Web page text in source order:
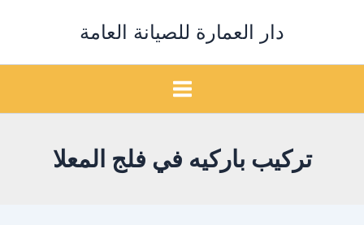
دار العمارة للصيانة العامة
تركيب باركيه في فلج المعلا